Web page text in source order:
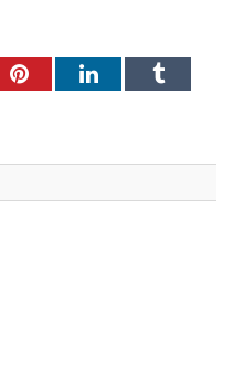
PinterestLinkedInTumblr